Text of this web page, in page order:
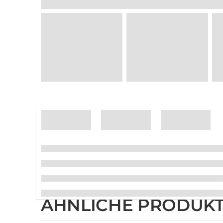
ÄHNLICHE